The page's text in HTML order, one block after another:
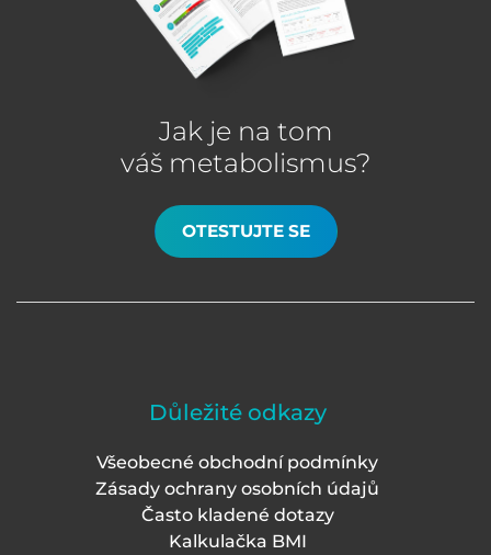
Jak je na tom
váš metabolismus?
OTESTUJTE SE
Důležité odkazy
Všeobecné obchodní podmínky
Zásady ochrany osobních údajů
Často kladené dotazy
Kalkulačka BMI